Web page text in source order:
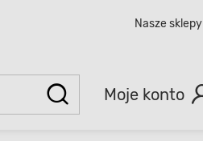
Nasze sklepy
Moje konto